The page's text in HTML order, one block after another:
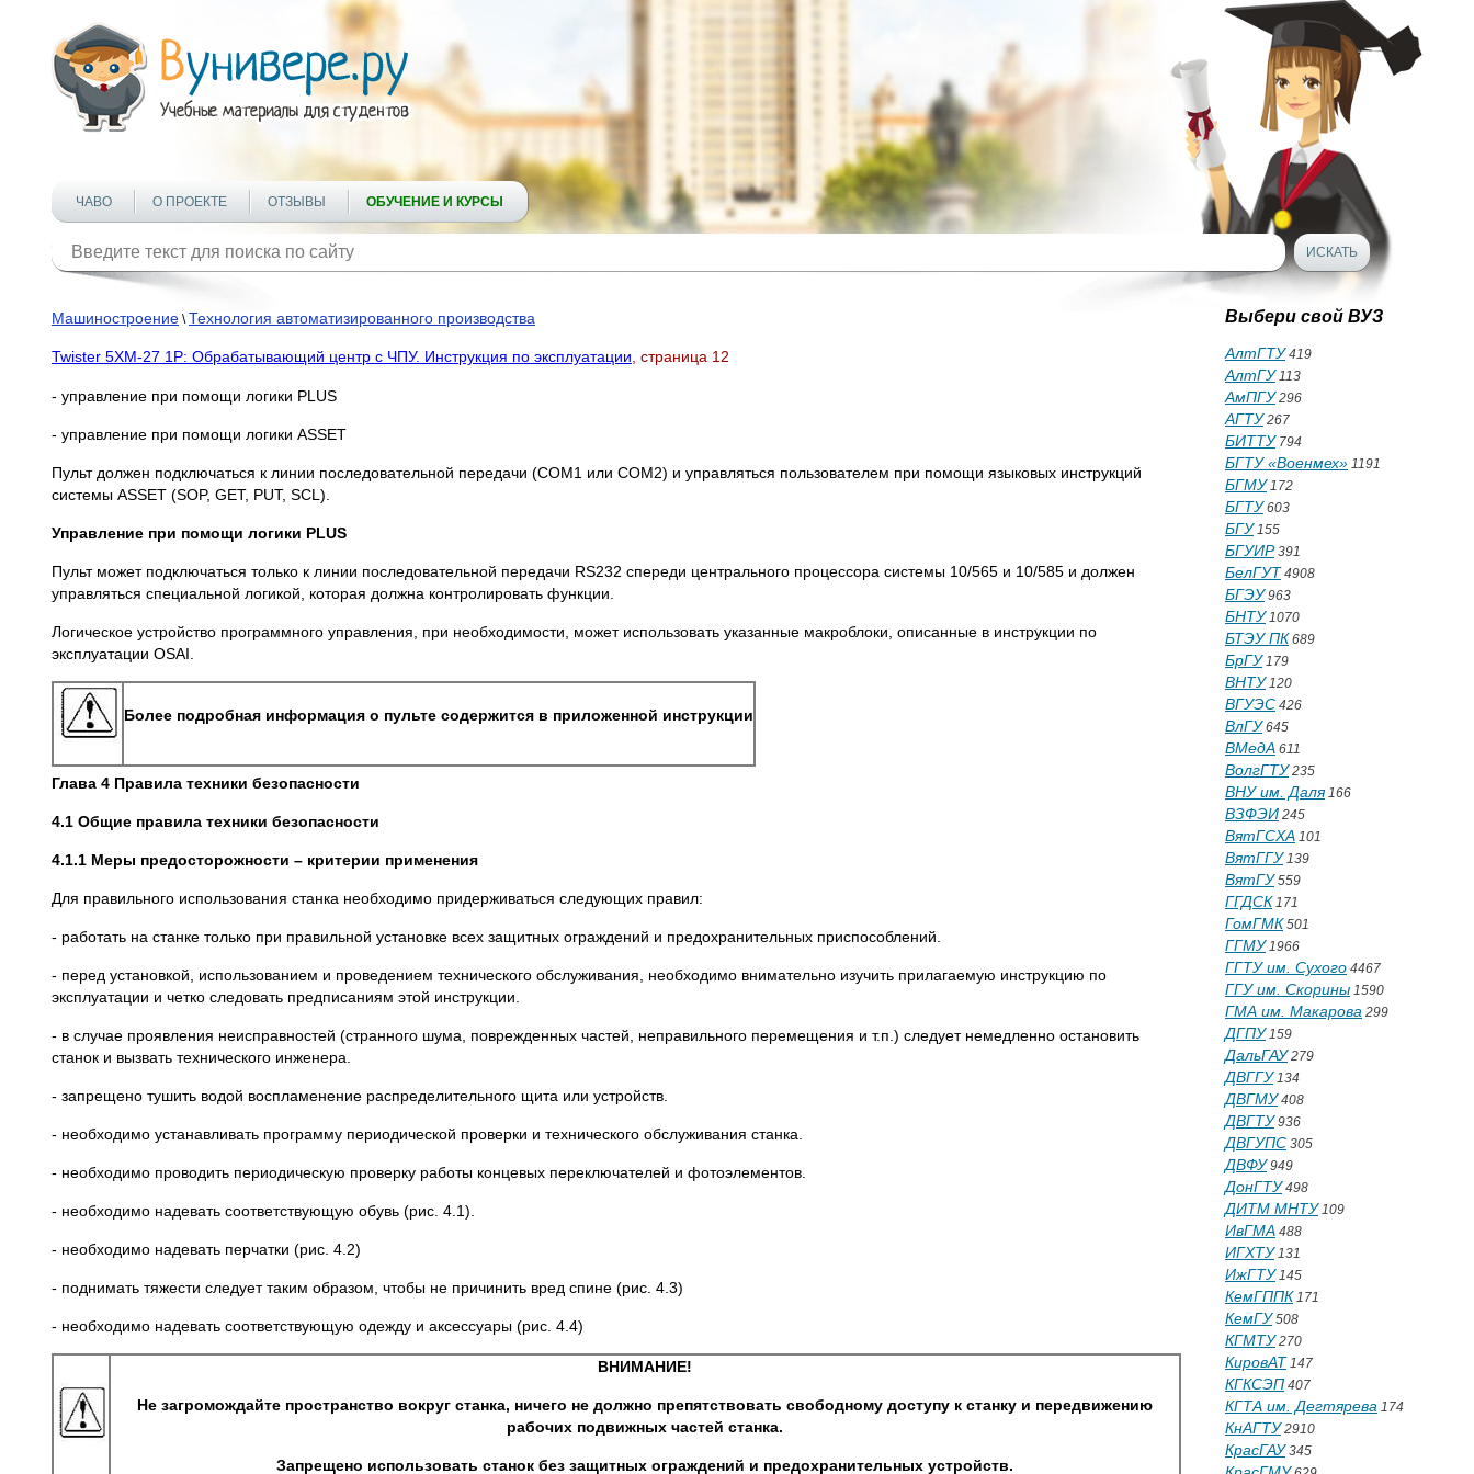
ЧАВО О ПРОЕКТЕ ОТЗЫВЫ ОБУЧЕНИЕ И КУРСЫ
Машиностроение \Технология автоматизированного производства
Twister 5XM-27 1P: Обрабатывающий центр с ЧПУ. Инструкция по эксплуатации , страница 12
- управление при помощи логики PLUS
- управление при помощи логики ASSET
Пульт должен подключаться к линии последовательной передачи (СОМ1 или СОМ2) и управляться пользователем при помощи языковых инструкций
системы ASSET (SOP, GET, PUT, SCL).
Управление при помощи логики PLUS
Пульт может подключаться только к линии последовательной передачи RS232 спереди центрального процессора системы 10/565 и 10/585 и должен
управляться специальной логикой, которая должна контролировать функции.
Логическое устройство программного управления, при необходимости, может использовать указанные макроблоки, описанные в инструкции по
эксплуатации OSAI.
Более подробная информация о пульте содержится в приложенной инструкции
Глава 4 Правила техники безопасности
4.1 Общие правила техники безопасности
4.1.1 Меры предосторожности – критерии применения
Для правильного использования станка необходимо придерживаться следующих правил:
- работать на станке только при правильной установке всех защитных ограждений и предохранительных приспособлений.
- перед установкой, использованием и проведением технического обслуживания, необходимо внимательно изучить прилагаемую инструкцию по
эксплуатации и четко следовать предписаниям этой инструкции.
- в случае проявления неисправностей (странного шума, поврежденных частей, неправильного перемещения и т.п.) следует немедленно остановить
станок и вызвать технического инженера.
- запрещено тушить водой воспламенение распределительного щита или устройств.
- необходимо устанавливать программу периодической проверки и технического обслуживания станка.
- необходимо проводить периодическую проверку работы концевых переключателей и фотоэлементов.
- необходимо надевать соответствующую обувь (рис. 4.1).
- необходимо надевать перчатки (рис. 4.2)
- поднимать тяжести следует таким образом, чтобы не причинить вред спине (рис. 4.3)
- необходимо надевать соответствующую одежду и аксессуары (рис. 4.4)
ВНИМАНИЕ!
Не загромождайте пространство вокруг станка, ничего не должно препятствовать свободному доступу к станку и передвижению
рабочих подвижных частей станка.
Запрещено использовать станок без защитных ограждений и предохранительных устройств.
Выбери свой ВУЗ
АлтГТУ419
АлтГУ113
АмПГУ296
АГТУ267
БИТТУ794
БГТУ «Военмех» 1191
БГМУ172
БГТУ603
БГУ155
БГУИР391
БелГУТ 4908
БГЭУ963
БНТУ1070
БТЭУ ПК 689
БрГУ179
ВНТУ120
ВГУЭС 426
ВлГУ645
ВМедА 611
ВолгГТУ235
ВНУ им. Даля166
ВЗФЭИ 245
ВятГСХА 101
ВятГГУ139
ВятГУ559
ГГДСК 171
ГомГМК 501
ГГМУ1966
ГГТУ им. Сухого 4467
ГГУ им. Скорины 1590
ГМА им. Макарова 299
ДГПУ159
ДальГАУ279
ДВГГУ134
ДВГМУ408
ДВГТУ936
ДВГУПС 305
ДВФУ949
ДонГТУ498
ДИТМ МНТУ109
ИвГМА 488
ИГХТУ131
ИжГТУ145
КемГППК 171
КемГУ508
КГМТУ270
КировАТ 147
КГКСЭП 407
КГТА им. Дегтярева 174
КнАГТУ2910
КрасГАУ345